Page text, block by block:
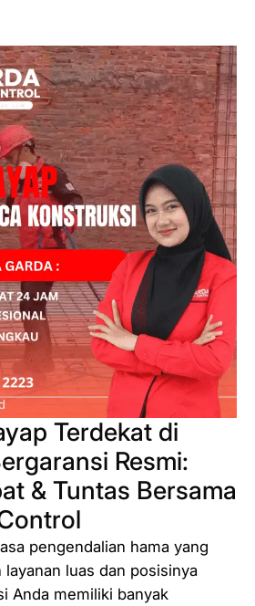
Terdekat di
Resmi:
& Tuntas Bersama
pengendalian hama yang
luas dan posisinya
Anda memiliki banyak